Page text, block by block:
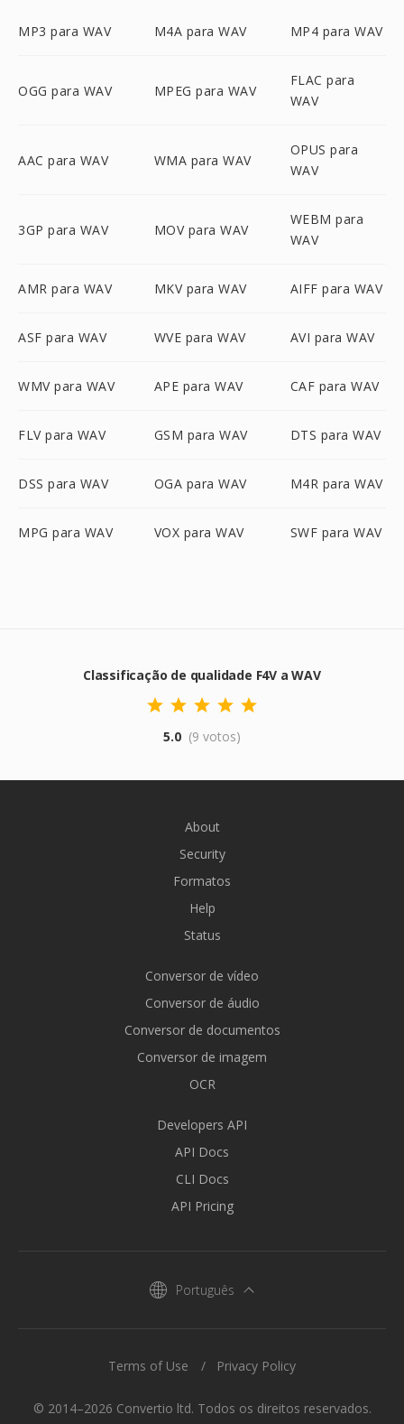
MP3 para WAV M4A para WAV MP4 para WAV
OGG para WAV MPEG para WAV
FLAC para
WAV
AAC para WAV WMA para WAV
OPUS para
WAV
3GP para WAV MOV para WAV
WEBM para
WAV
AMR para WAV MKV para WAV AIFF para WAV
ASF para WAV WVE para WAV AVI para WAV
WMV para WAV APE para WAV CAF para WAV
FLV para WAV GSM para WAV DTS para WAV
DSS para WAV OGA para WAV M4R para WAV
MPG para WAV VOX para WAV SWF para WAV
Classificação de qualidade F4V a WAV
5.0 (9 votos)
About
Security
Formatos
Help
Status
Conversor de vídeo
Conversor de áudio
Conversor de documentos
Conversor de imagem
OCR
Developers API
API Docs
CLI Docs
API Pricing
Português
© 2014–2026 Convertio ltd. Todos os direitos reservados.
Terms of Use Privacy Policy